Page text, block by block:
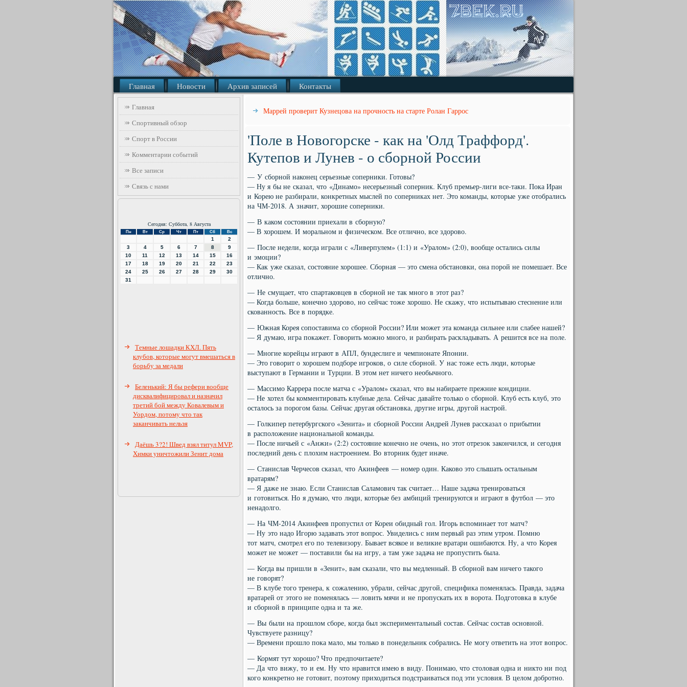
Главная Новости Архив записей Контакты
Главная
Спортивный обзор
Спорт в России
Комментарии событий
Все записи
Связь с нами
Сегодня: Суббота, 8 Августа
Пн Вт Ср Чт Пт Сб Вс
1
2
3
4 5 6 7 8
9
10
11 12 13 14 15
16
17
18 19 20 21 22
23
24
25 26 27 28 29
30
31
Темные лошадки КХЛ. Пять
клубов, которые могут вмешаться в
борьбу за медали
Беленький: Я бы рефери вообще
дисквалифицировал и назначил
третий бой между Ковалевым и
Уордом, потому что так
заканчивать нельзя
Даёшь 3?2! Швед взял титул MVP,
Химки уничтожили Зенит дома
Маррей проверит Кузнецова на прочность на старте Ролан Гаррос
'Поле в Новогорске - как на 'Олд Траффорд'.
Кутепов и Лунев - о сборной России
— У сборной наконец серьезные соперники. Готовы?
— Ну я бы не сказал, что «Динамо» несерьезный соперник. Клуб премьер-лиги все-таки. Пока Иран
и Корею не разбирали, конкретных мыслей по соперниках нет. Это команды, которые уже отобрались
на ЧМ-2018. А значит, хорошие соперники.
— В каком состоянии приехали в сборную?
— В хорошем. И моральном и физическом. Все отлично, все здорово.
— После недели, когда играли с «Ливерпулем» (1:1) и «Уралом» (2:0), вообще остались силы
и эмоции?
— Как уже сказал, состояние хорошее. Сборная — это смена обстановки, она порой не помешает. Все
отлично.
— Не смущает, что спартаковцев в сборной не так много в этот раз?
— Когда больше, конечно здорово, но сейчас тоже хорошо. Не скажу, что испытываю стеснение или
скованность. Все в порядке.
— Южная Корея сопоставима со сборной России? Или может эта команда сильнее или слабее нашей?
— Я думаю, игра покажет. Говорить можно много, и разбирать раскладывать. А решится все на поле.
— Многие корейцы играют в АПЛ, бундеслиге и чемпионате Японии.
— Это говорит о хорошем подборе игроков, о силе сборной. У нас тоже есть люди, которые
выступают в Германии и Турции. В этом нет ничего необычного.
— Массимо Каррера после матча с «Уралом» сказал, что вы набираете прежние кондиции.
— Не хотел бы комментировать клубные дела. Сейчас давайте только о сборной. Клуб есть клуб, это
осталось за порогом базы. Сейчас другая обстановка, другие игры, другой настрой.
— Голкипер петербургского «Зенита» и сборной России Андрей Лунев рассказал о прибытии
в расположение национальной команды.
— После ничьей с «Анжи» (2:2) состояние конечно не очень, но этот отрезок закончился, и сегодня
последний день с плохим настроением. Во вторник будет иначе.
— Станислав Черчесов сказал, что Акинфеев — номер один. Каково это слышать остальным
вратарям?
— Я даже не знаю. Если Станислав Саламович так считает… Наше задача тренироваться
и готовиться. Но я думаю, что люди, которые без амбиций тренируются и играют в футбол — это
ненадолго.
— На ЧМ-2014 Акинфеев пропустил от Кореи обидный гол. Игорь вспоминает тот матч?
— Ну это надо Игорю задавать этот вопрос. Увиделись с ним первый раз этим утром. Помню
тот матч, смотрел его по телевизору. Бывает всякое и великие вратари ошибаются. Ну, а что Корея
может не может — поставили бы на игру, а там уже задача не пропустить была.
— Когда вы пришли в «Зенит», вам сказали, что вы медленный. В сборной вам ничего такого
не говорят?
— В клубе того тренера, к сожалению, убрали, сейчас другой, специфика поменялась. Правда, задача
вратарей от этого не поменялась — ловить мячи и не пропускать их в ворота. Подготовка в клубе
и сборной в принципе одна и та же.
— Вы были на прошлом сборе, когда был экспериментальный состав. Сейчас состав основной.
Чувствуете разницу?
— Времени прошло пока мало, мы только в понедельник собрались. Не могу ответить на этот вопрос.
— Кормят тут хорошо? Что предпочитаете?
— Да что вижу, то и ем. Ну что нравится имею в виду. Понимаю, что столовая одна и никто ни под
кого конкретно не готовит, поэтому приходиться подстраиваться под эти условия. В целом добротно.